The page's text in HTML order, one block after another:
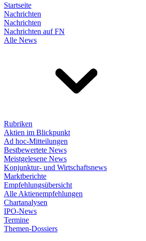
Startseite
Nachrichten
Nachrichten
Nachrichten auf FN
Alle News
Rubriken
Aktien im Blickpunkt
Ad hoc-Mitteilungen
Bestbewertete News
Meistgelesene News
Konjunktur- und Wirtschaftsnews
Marktberichte
Empfehlungsübersicht
Alle Aktienempfehlungen
Chartanalysen
IPO-News
Termine
Themen-Dossiers